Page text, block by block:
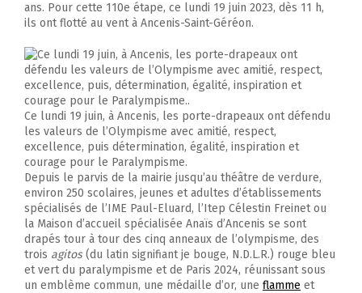
ans. Pour cette 110e étape, ce lundi 19 juin 2023, dès 11 h,
ils ont flotté au vent à Ancenis-Saint-Géréon.
Ce lundi 19 juin, à Ancenis, les porte-drapeaux ont défendu
les valeurs de l’Olympisme avec amitié, respect,
excellence, puis détermination, égalité, inspiration et
courage pour le Paralympisme.
Depuis le parvis de la mairie jusqu’au théâtre de verdure,
environ 250 scolaires, jeunes et adultes d’établissements
spécialisés de l’IME Paul-Eluard, l’Itep Célestin Freinet ou
la Maison d’accueil spécialisée Anaïs d’Ancenis se sont
drapés tour à tour des cinq anneaux de l’olympisme, des
trois agitos(du latin signifiant je bouge, N.D.L.R.) rouge bleu
et vert du paralympisme et de Paris 2024, réunissant sous
un emblème commun, une médaille d’or, une flamme et